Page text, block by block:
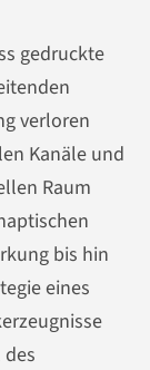
gedruckte
verloren
Kanäle und
Raum
bis hin
eines